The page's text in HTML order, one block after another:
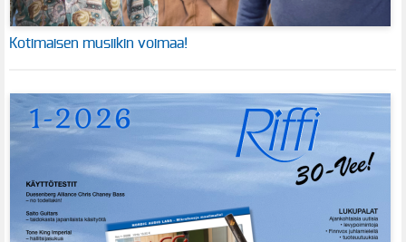
Kotimaisen musiikin voimaa!